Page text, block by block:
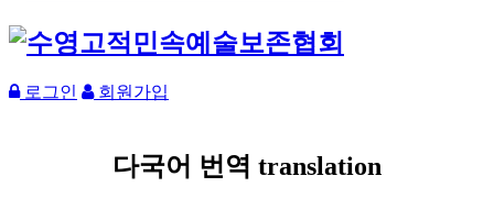
로그인 회원가입
다국어 번역 translation